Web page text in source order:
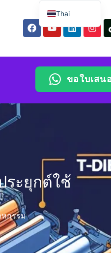
ขอใบเสน
ะยุกต์ใช้
หกรรม
Thai
English
Arabic
Portuguese